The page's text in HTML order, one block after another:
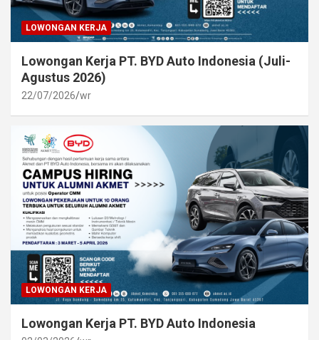
LOWONGAN KERJA
Lowongan Kerja PT. BYD Auto Indonesia (Juli-
Agustus 2026)
22/07/2026 wr
LOWONGAN KERJA
Lowongan Kerja PT. BYD Auto Indonesia